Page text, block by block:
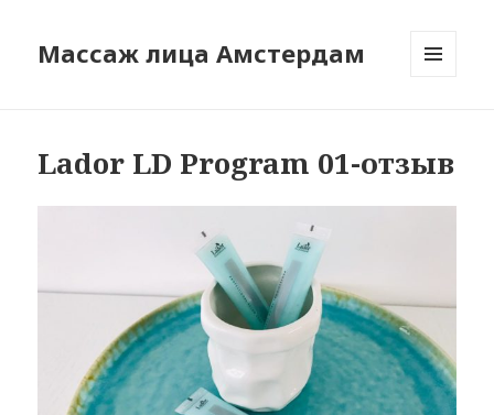
Массаж лица Амстердам
Lador LD Program 01-отзыв